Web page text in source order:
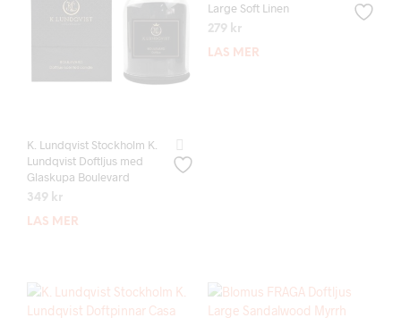
K. Lundqvist Stockholm K.
Lundqvist Doftljus med
Glaskupa Boulevard
349 kr
LÄS MER
Large Soft Linen
279 kr
LÄS MER